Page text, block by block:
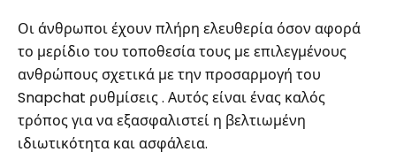
Οι άνθρωποι έχουν πλήρη ελευθερία όσον αφορά
το μερίδιο του τοποθεσία τους με επιλεγμένους
ανθρώπους σχετικά με την προσαρμογή του
Snapchat ρυθμίσεις . Αυτός είναι ένας καλός
τρόπος για να εξασφαλιστεί η βελτιωμένη
ιδιωτικότητα και ασφάλεια.